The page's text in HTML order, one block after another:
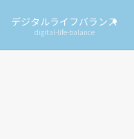
デジタルライフバランス
digital-life-balance